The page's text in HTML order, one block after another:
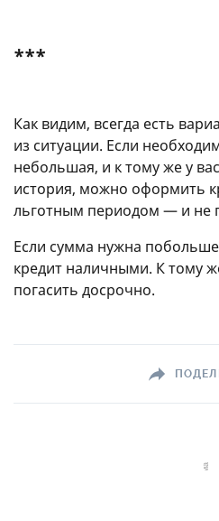
***
Как видим, всегда есть
из ситуации. Если
небольшая, и к тому же у
история, можно оформить
льготным периодом — и не
Если сумма нужна
кредит наличными. К тому
погасить досрочно.